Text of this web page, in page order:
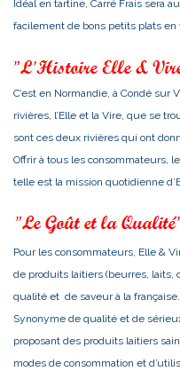
Idéal en tartine, Carré Frais sera
facilement de bons petits plats en
C’est en Normandie, à Condé sur
rivières, l’Elle et la Vire, que se
sont ces deux rivières qui ont
Offrir à tous les consommateurs,
telle est la mission quotidienne
Pour les consommateurs, Elle &
de produits laitiers (beurres, laits,
qualité et de saveur à la française.
Synonyme de qualité et de
proposant des produits laitiers
modes de consommation et